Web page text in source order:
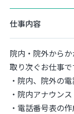
仕事内容
院内・院外から
取り次ぐお仕事で
・院内、院外の
・院内アナウンス
・電話番号表の